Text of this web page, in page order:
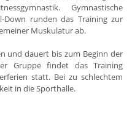
Gymnastische
Down runden das Training zur
Muskulatur ab.
und dauert bis zum Beginn der
Gruppe findet das Training
statt. Bei zu schlechtem
in die Sporthalle.